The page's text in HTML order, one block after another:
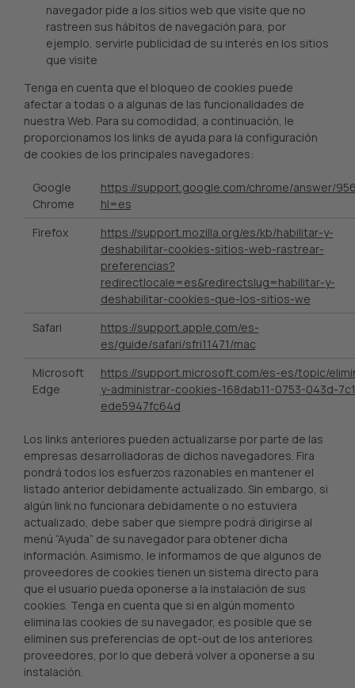
navegador pide a los sitios web que visite que no
rastreen sus hábitos de navegación para, por
ejemplo, servirle publicidad de su interés en los sitios
que visite
Tenga en cuenta que el bloqueo de cookies puede
afectar a todas o a algunas de las funcionalidades de
nuestra Web. Para su comodidad, a continuación, le
proporcionamos los links de ayuda para la configuración
de cookies de los principales navegadores:
Google
Chrome
https://support.google.com/chrome/answer/
hl=es
Firefox
https://support.mozilla.org/es/kb/habilitar-y-
deshabilitar-cookies-sitios-web-rastrear-
preferencias?
redirectlocale=es&redirectslug=habilitar-y-
deshabilitar-cookies-que-los-sitios-we
Safari
https://support.apple.com/es-
es/guide/safari/sfri11471/mac
Microsoft
Edge
https://support.microsoft.com/es-es/topic/
y-administrar-cookies-168dab11-0753-043d-
ede5947fc64d
Los links anteriores pueden actualizarse por parte de las
empresas desarrolladoras de dichos navegadores. Fira
pondrá todos los esfuerzos razonables en mantener el
listado anterior debidamente actualizado. Sin embargo, si
algún link no funcionara debidamente o no estuviera
actualizado, debe saber que siempre podrá dirigirse al
menú “Ayuda” de su navegador para obtener dicha
información. Asimismo, le informamos de que algunos de
proveedores de cookies tienen un sistema directo para
que el usuario pueda oponerse a la instalación de sus
cookies. Tenga en cuenta que si en algún momento
elimina las cookies de su navegador, es posible que se
eliminen sus preferencias de opt-out de los anteriores
proveedores, por lo que deberá volver a oponerse a su
instalación.